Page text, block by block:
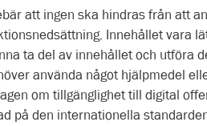
att ingen ska hindras från att
Innehållet vara
ta del av innehållet och utföra
använda något hjälpmedel
om tillgänglighet till digital
på den internationella